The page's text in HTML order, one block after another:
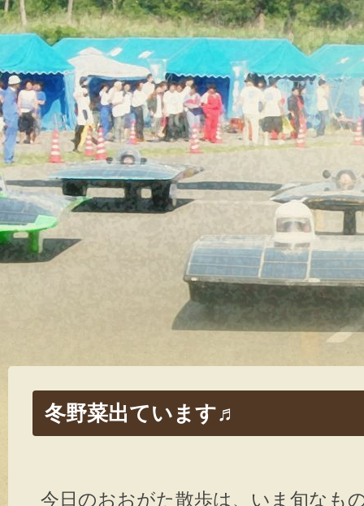
冬野菜出ています♬
今日のおおがた散歩は、いま旬なも